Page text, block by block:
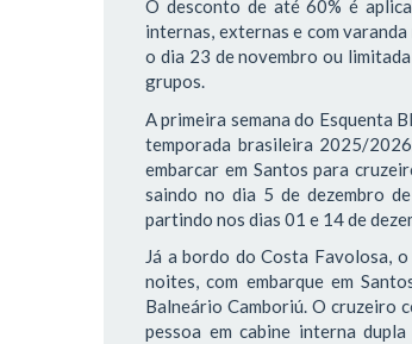
O desconto de até 60% é
internas, externas e com
o dia 23 de novembro ou
grupos.
A primeira semana do Esquenta
temporada brasileira 2025/
embarcar em Santos para
saindo no dia 5 de dezembro
partindo nos dias 01 e 14 de
Já a bordo do Costa Favolosa,
noites, com embarque em
Balneário Camboriú. O cruzeiro
pessoa em cabine interna